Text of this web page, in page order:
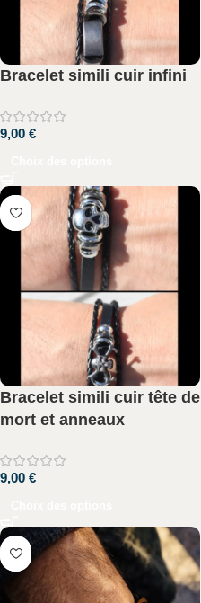
Bracelet simili cuir infini
9,00 €
Bracelet simili cuir tête de
mort et anneaux
9,00 €